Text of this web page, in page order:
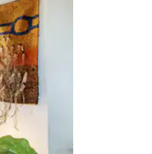
Berühren oder Wischgesten.